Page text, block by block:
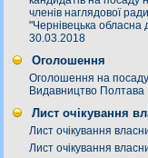
членів наглядової
"Чернівецька обласна
30.03.2018
Оголошення
Оголошення на посаду
Видавництво Полтава
Лист очікування
Лист очікування
Лист очікування